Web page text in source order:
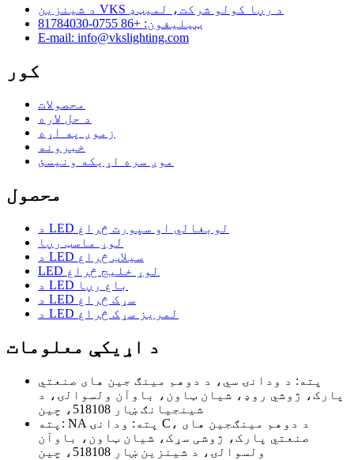
د شینزین VKS د رڼا کولو شرکت، لمیټډ
ټیلیفون: +86 0755-81784030
E-mail: info@vkslighting.com
کور
محصولات
د حل لاره
زموږ په اړه
خبرونه
موږ سره اړیکه ونیسئ
محصول
د LED لوبغالي او سپورت څراغ
لوړ ماسټ رڼا
د LED سیلاب څراغ
LED لوړ خلیج څراغ
د LED باغ رڼا
د LED سړک څراغ
د LED لمریز سړک څراغ
د اړیکې معلومات
پته: د ودانۍ سي، د دوهم مينګ جين های صنعتي
پارک، ژوشي روډ، شيان ټاون، باوآن ولسوالۍ، د
شينجيانګ ښار 518108، چين
پته: NA پته: ودانۍ C، د دوهم مینګجین های
صنعتي پارک، ژوشی سړک، شیان ټاون، باوآن
ولسوالۍ، د شینزین ښار 518108، چین